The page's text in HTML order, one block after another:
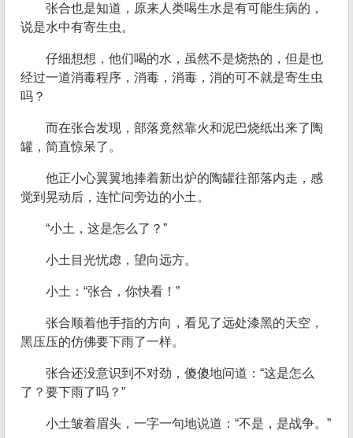
张合也是知道，原来人类喝生水是有可能生病的，
说是水中有寄生虫。
仔细想想，他们喝的水，虽然不是烧热的，但是也
经过一道消毒程序，消毒，消毒，消的可不就是寄生虫
吗？
而在张合发现，部落竟然靠火和泥巴烧纸出来了陶
罐，简直惊呆了。
他正小心翼翼地捧着新出炉的陶罐往部落内走，感
觉到晃动后，连忙问旁边的小土。
“小土，这是怎么了？”
小土目光忧虑，望向远方。
小土：“张合，你快看！”
张合顺着他手指的方向，看见了远处漆黑的天空，
黑压压的仿佛要下雨了一样。
张合还没意识到不对劲，傻傻地问道：“这是怎么
了？要下雨了吗？”
小土皱着眉头，一字一句地说道：“不是，是战争。”